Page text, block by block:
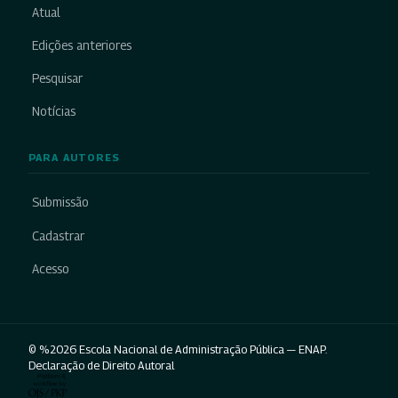
Atual
Edições anteriores
Pesquisar
Notícias
PARA AUTORES
Submissão
Cadastrar
Acesso
© %2026 Escola Nacional de Administração Pública — ENAP.
Declaração de Direito Autoral